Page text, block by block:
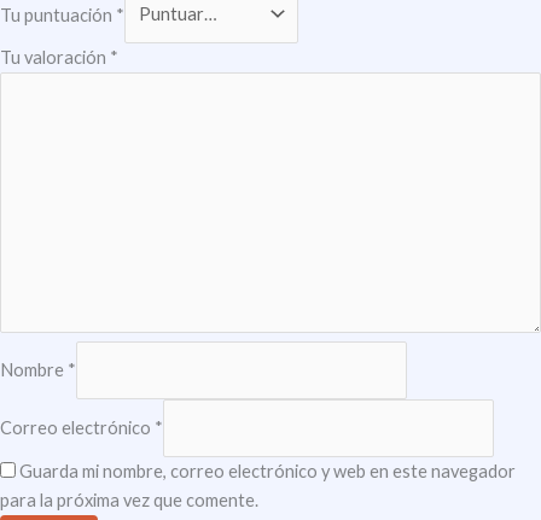
Tu puntuación *
Tu valoración *
Nombre *
Correo electrónico *
Guarda mi nombre, correo electrónico y web en este navegador
para la próxima vez que comente.